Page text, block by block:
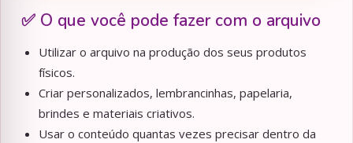
✅ O que você pode fazer com o arquivo
Utilizar o arquivo na produção dos seus produtos
físicos.
Criar personalizados, lembrancinhas, papelaria,
brindes e materiais criativos.
Usar o conteúdo quantas vezes precisar dentro da